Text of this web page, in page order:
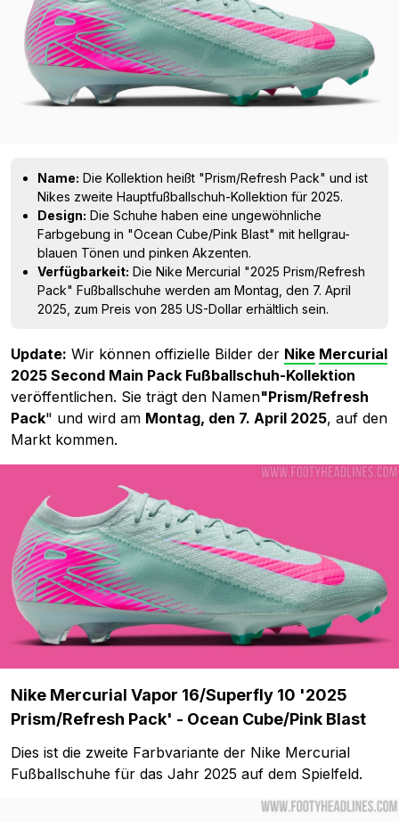
Name: Die Kollektion heißt "Prism/Refresh Pack" und ist
Nikes zweite Hauptfußballschuh-Kollektion für 2025.
Design: Die Schuhe haben eine ungewöhnliche
Farbgebung in "Ocean Cube/Pink Blast" mit hellgrau-
blauen Tönen und pinken Akzenten.
Verfügbarkeit: Die Nike Mercurial "2025 Prism/Refresh
Pack" Fußballschuhe werden am Montag, den 7. April
2025, zum Preis von 285 US-Dollar erhältlich sein.
Update: Wir können offizielle Bilder der Nike Mercurial
2025 Second Main Pack Fußballschuh-Kollektion
veröffentlichen. Sie trägt den Namen"Prism/Refresh
Pack" und wird am Montag, den 7. April 2025, auf den
Markt kommen.
Nike Mercurial Vapor 16/Superfly 10 '2025
Prism/Refresh Pack' - Ocean Cube/Pink Blast
Dies ist die zweite Farbvariante der Nike Mercurial
Fußballschuhe für das Jahr 2025 auf dem Spielfeld.